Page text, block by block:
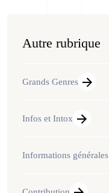
Autre rubrique
Grands Genres
Infos et Intox
Informations générales